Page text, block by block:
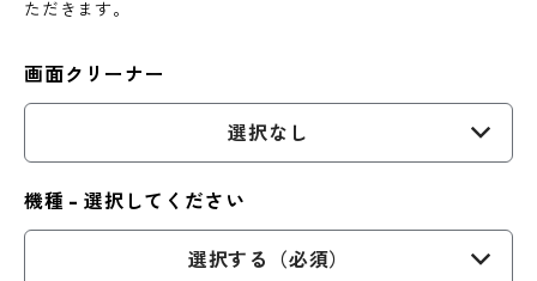
ただきます。
画面クリーナー
選択なし
機種 - 選択してください
選択する（必須）